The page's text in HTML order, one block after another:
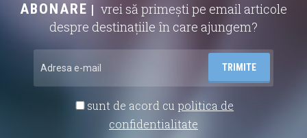
ABONARE
vrei să primești pe email articole
despre destinațiile în care ajungem?
sunt de acord cu politica de
confidentialitate